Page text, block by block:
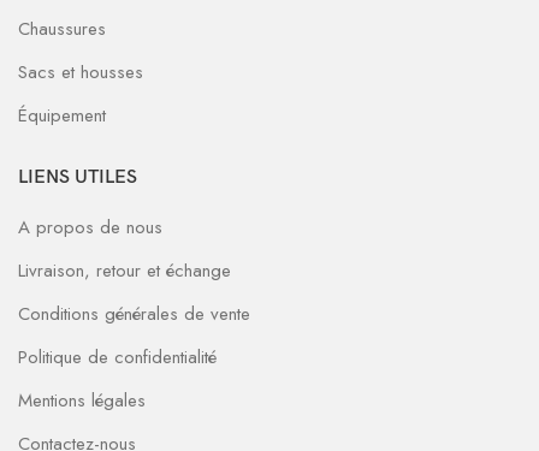
Chaussures
Sacs et housses
Équipement
LIENS UTILES
A propos de nous
Livraison, retour et échange
Conditions générales de vente
Politique de confidentialité
Mentions légales
Contactez-nous